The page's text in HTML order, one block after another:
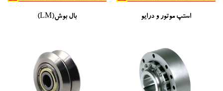
استپ موتور و درایو بال بوش(LM)